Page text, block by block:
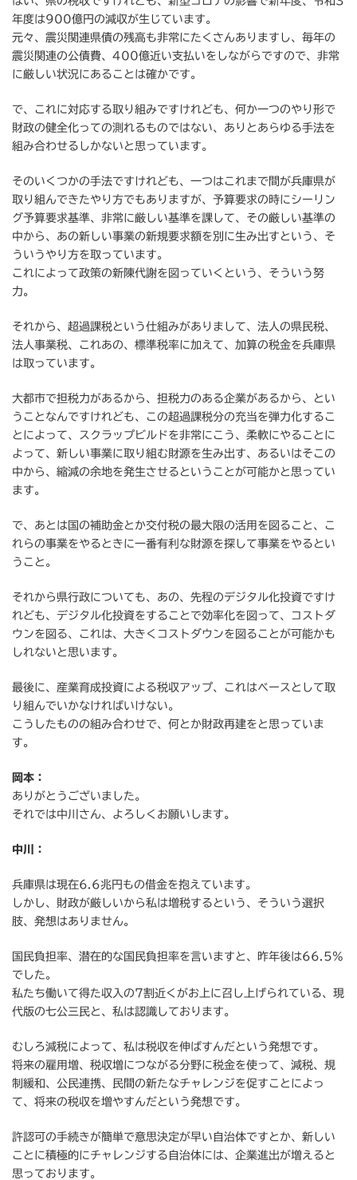
年度は900億円の減収が生じています。
元々、震災関連県債の残高も非常にたくさんありますし、毎年の
震災関連の公債費、400億近い支払いをしながらですので、非常
に厳しい状況にあることは確かです。
で、これに対応する取り組みですけれども、何か一つのやり形で
財政の健全化っての測れるものではない、ありとあらゆる手法を
組み合わせるしかないと思っています。
そのいくつかの手法ですけれども、一つはこれまで間が兵庫県が
取り組んできたやり方でもありますが、予算要求の時にシーリン
グ予算要求基準、非常に厳しい基準を課して、その厳しい基準の
中から、あの新しい事業の新規要求額を別に生み出すという、そ
ういうやり方を取っています。
これによって政策の新陳代謝を図っていくという、そういう努
力。
それから、超過課税という仕組みがありまして、法人の県民税、
法人事業税、これあの、標準税率に加えて、加算の税金を兵庫県
は取っています。
大都市で担税力があるから、担税力のある企業があるから、とい
うことなんですけれども、この超過課税分の充当を弾力化するこ
とによって、スクラップビルドを非常にこう、柔軟にやることに
よって、新しい事業に取り組む財源を生み出す、あるいはそこの
中から、縮減の余地を発生させるということが可能かと思ってい
ます。
で、あとは国の補助金とか交付税の最大限の活用を図ること、こ
れらの事業をやるときに一番有利な財源を探して事業をやるとい
うこと。
それから県行政についても、あの、先程のデジタル化投資ですけ
れども、デジタル化投資をすることで効率化を図って、コストダ
ウンを図る、これは、大きくコストダウンを図ることが可能かも
しれないと思います。
最後に、産業育成投資による税収アップ、これはベースとして取
り組んでいかなければいけない。
こうしたものの組み合わせで、何とか財政再建をと思っていま
す。
岡本：
ありがとうございました。
それでは中川さん、よろしくお願いします。
中川：
兵庫県は現在6.6兆円もの借金を抱えています。
しかし、財政が厳しいから私は増税するという、そういう選択
肢、発想はありません。
国民負担率、潜在的な国民負担率を言いますと、昨年後は66.5%
でした。
私たち働いて得た収入の7割近くがお上に召し上げられている、現
代版の七公三民と、私は認識しております。
むしろ減税によって、私は税収を伸ばすんだという発想です。
将来の雇用増、税収増につながる分野に税金を使って、減税、規
制緩和、公民連携、民間の新たなチャレンジを促すことによっ
て、将来の税収を増やすんだという発想です。
許認可の手続きが簡単で意思決定が早い自治体ですとか、新しい
ことに積極的にチャレンジする自治体には、企業進出が増えると
思っております。